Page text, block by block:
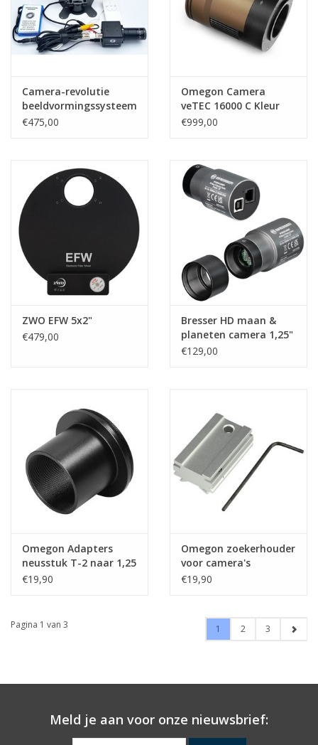
Camera-revolutie
beeldvormingssysteem
R2 kleur
€475,00
Omegon Camera
veTEC 16000 C Kleur
€999,00
ZWO EFW 5x2"
€479,00
Bresser HD maan &
planeten camera 1,25"
€129,00
Omegon Adapters
neusstuk T-2 naar 1,25
€19,90
Omegon zoekerhouder
voor camera's
€19,90
Pagina 1 van 3 1 2 3
Meld je aan voor onze nieuwsbrief: